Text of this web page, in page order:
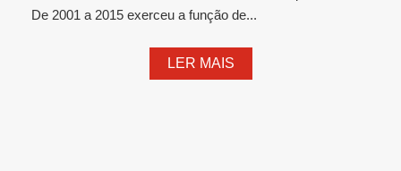
De 2001 a 2015 exerceu a função de...
LER MAIS